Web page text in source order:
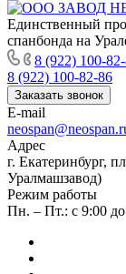
Единственный
спанбонда на
8 (922) 100-
8 (922) 100-82-86
Заказать звонок
E-mail
Адрес
г. Екатеринбург,
Уралмашзавод)
Режим работы
Пн. – Пт.: с 9:00